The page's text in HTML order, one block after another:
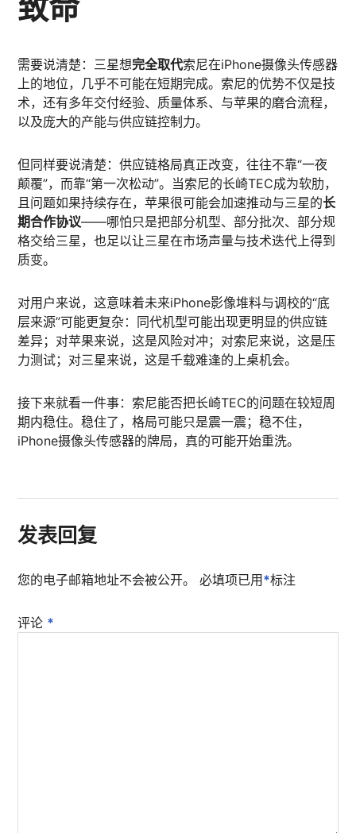
需要说清楚：三星想完全取代索尼在iPhone摄像头传感器
上的地位，几乎不可能在短期完成。索尼的优势不仅是技
术，还有多年交付经验、质量体系、与苹果的磨合流程，
以及庞大的产能与供应链控制力。
但同样要说清楚：供应链格局真正改变，往往不靠“一夜
颠覆”，而靠“第一次松动”。当索尼的长崎TEC成为软肋，
且问题如果持续存在，苹果很可能会加速推动与三星的长
期合作协议——哪怕只是把部分机型、部分批次、部分规
格交给三星，也足以让三星在市场声量与技术迭代上得到
质变。
对用户来说，这意味着未来iPhone影像堆料与调校的“底
层来源”可能更复杂：同代机型可能出现更明显的供应链
差异；对苹果来说，这是风险对冲；对索尼来说，这是压
力测试；对三星来说，这是千载难逢的上桌机会。
接下来就看一件事：索尼能否把长崎TEC的问题在较短周
期内稳住。稳住了，格局可能只是震一震；稳不住，
iPhone摄像头传感器的牌局，真的可能开始重洗。
发表回复
您的电子邮箱地址不会被公开。 必填项已用*标注
评论 *